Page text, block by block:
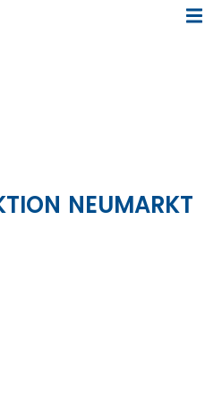
NEUMARKT